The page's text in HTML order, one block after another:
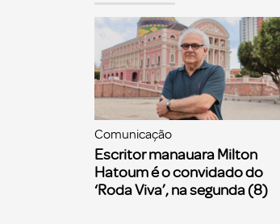
Comunicação
Escritor manauara Milton
Hatoum é o convidado do
‘Roda Viva’, na segunda (8)